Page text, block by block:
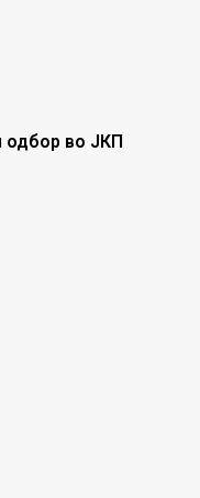
одбор во ЈКП